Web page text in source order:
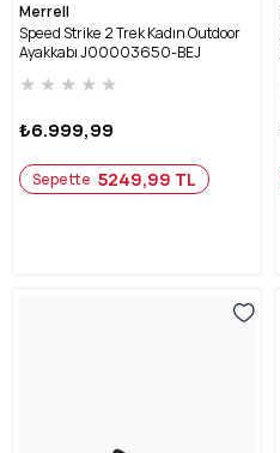
Merrell
Speed Strike 2 Trek Kadın Outdoor
Ayakkabı J00003650-BEJ
★ ★ ★ ★ ★
₺6.999,99
Sepette 5249,99 TL